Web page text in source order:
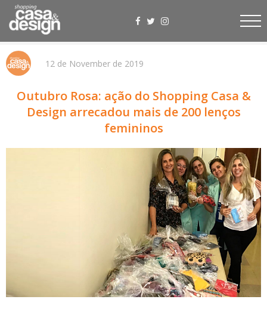
12 de November de 2019
Outubro Rosa: ação do Shopping Casa &
Design arrecadou mais de 200 lenços
femininos